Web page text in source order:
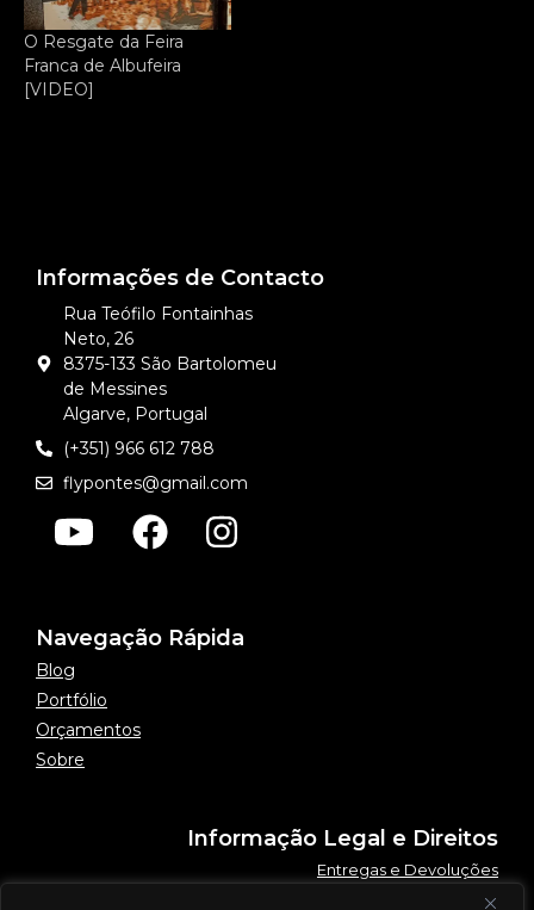
O Resgate da Feira
Franca de Albufeira
[VIDEO]
Informações de Contacto
Rua Teófilo Fontainhas
Neto, 26
8375-133 São Bartolomeu
de Messines
Algarve, Portugal
(+351) 966 612 788
flypontes@gmail.com
Navegação Rápida
Blog
Portfólio
Orçamentos
Sobre
Informação Legal e Direitos
Entregas e Devoluções
Política de Privacidade